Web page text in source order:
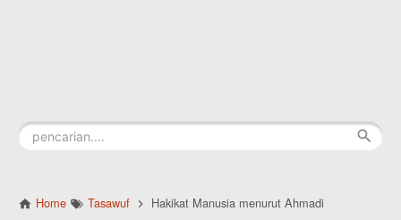
Home Tasawuf Hakikat Manusia menurut Ahmadi